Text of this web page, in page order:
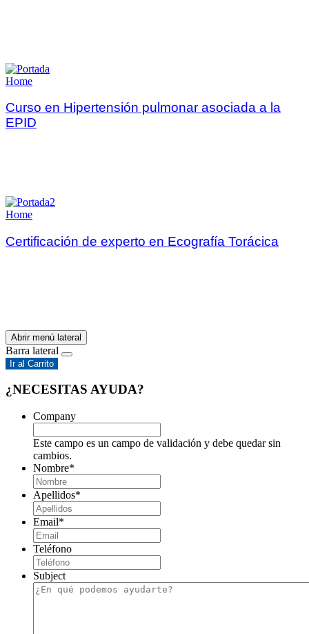
Home
Curso en Hipertensión pulmonar asociada a la
EPID
Home
Certificación de experto en Ecografía Torácica
Abrir menú lateral
Barra lateral
Ir al Carrito
¿NECESITAS AYUDA?
Company
Este campo es un campo de validación y debe quedar sin
cambios.
Nombre*
Apellidos*
Email*
Teléfono
Subject